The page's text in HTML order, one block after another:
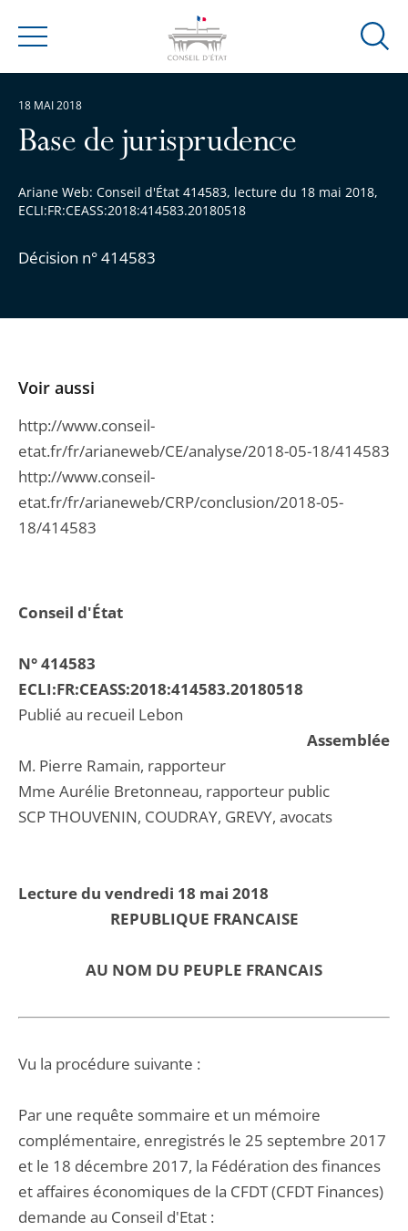
Menu
Ouvrir
Base de jurisprudence
Ariane Web: Conseil d'État 414583, lecture du 18 mai 2018,
ECLI:FR:CEASS:2018:414583.20180518
Décision n° 414583
18 MAI 2018
Conseil d'État
N° 414583
ECLI:FR:CEASS:2018:414583.20180518
Publié au recueil Lebon
Assemblée
M. Pierre Ramain, rapporteur
Mme Aurélie Bretonneau, rapporteur public
SCP THOUVENIN, COUDRAY, GREVY, avocats
Lecture du vendredi 18 mai 2018
REPUBLIQUE FRANCAISE
AU NOM DU PEUPLE FRANCAIS
Vu la procédure suivante :
Par une requête sommaire et un mémoire
complémentaire, enregistrés le 25 septembre 2017
et le 18 décembre 2017, la Fédération des finances
et affaires économiques de la CFDT (CFDT Finances)
demande au Conseil d'Etat :
Voir aussi
http://www.conseil-
etat.fr/fr/arianeweb/CE/analyse/2018-05-18/414583
http://www.conseil-
etat.fr/fr/arianeweb/CRP/conclusion/2018-05-
18/414583